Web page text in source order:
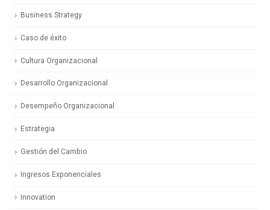
Business Strategy
Caso de éxito
Cultura Organizacional
Desarrollo Organizacional
Desempeño Organizacional
Estrategia
Gestión del Cambio
Ingresos Exponenciales
Innovation